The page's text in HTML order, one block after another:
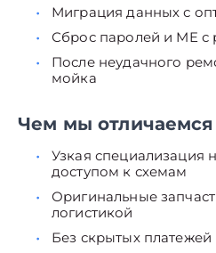
Миграция данных с
Сброс паролей и ME с
После неудачного
мойка
Чем мы отличаемся
Узкая специализация
доступом к схемам
Оригинальные
логистикой
Без скрытых платежей